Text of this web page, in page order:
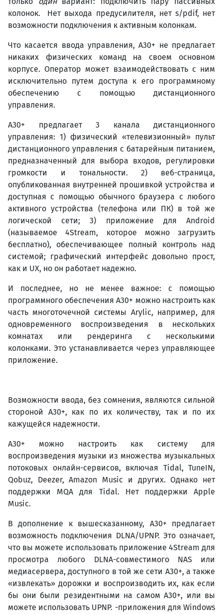
колонок. Нет выхода предусилителя, нет s/pdif, нет
возможности подключения к активным колонкам.
Что касается ввода управления, A30+ не предлагает
никаких физических команд на своем основном
корпусе. Оператор может взаимодействовать с ним
исключительно путем доступа к его программному
обеспечению с помощью дистанционного
управления.
A30+ предлагает 3 канала дистанционного
управления: 1) физический «телевизионный» пульт
дистанционного управления с батарейным питанием,
предназначенный для выбора входов, регулировки
громкости и тональности. 2) веб-страница,
опубликованная внутренней прошивкой устройства и
доступная с помощью обычного браузера с любого
активного устройства (телефона или ПК) в той же
логической сети; 3) приложение для Android
(называемое 4Stream, которое можно загрузить
бесплатно), обеспечивающее полный контроль над
системой; графический интерфейс довольно прост,
как и UX, но он работает надежно.
И последнее, но не менее важное: с помощью
программного обеспечения A30+ можно настроить как
часть многоточечной системы Arylic, например, для
одновременного воспроизведения в нескольких
комнатах или рендеринга с несколькими
колонками. Это устанавливается через управляющее
приложение.
Возможности ввода, без сомнения, являются сильной
стороной A30+, как по их количеству, так и по их
кажущейся надежности.
A30+ можно настроить как систему для
воспроизведения музыки из множества музыкальных
потоковых онлайн-сервисов, включая Tidal, TuneIN,
Qobuz, Deezer, Amazon Music и других. Однако нет
поддержки MQA для Tidal. Нет поддержки Apple
Music.
В дополнение к вышесказанному, A30+ предлагает
возможность подключения DLNA/UPNP. Это означает,
что вы можете использовать приложение 4Stream для
просмотра любого DLNA-совместимого NAS или
медиасервера, доступного в той же сети A30+, а также
«извлекать» дорожки и воспроизводить их, как если
бы они были резидентными на самом A30+, или вы
можете использовать UPNP. -приложения для Windows